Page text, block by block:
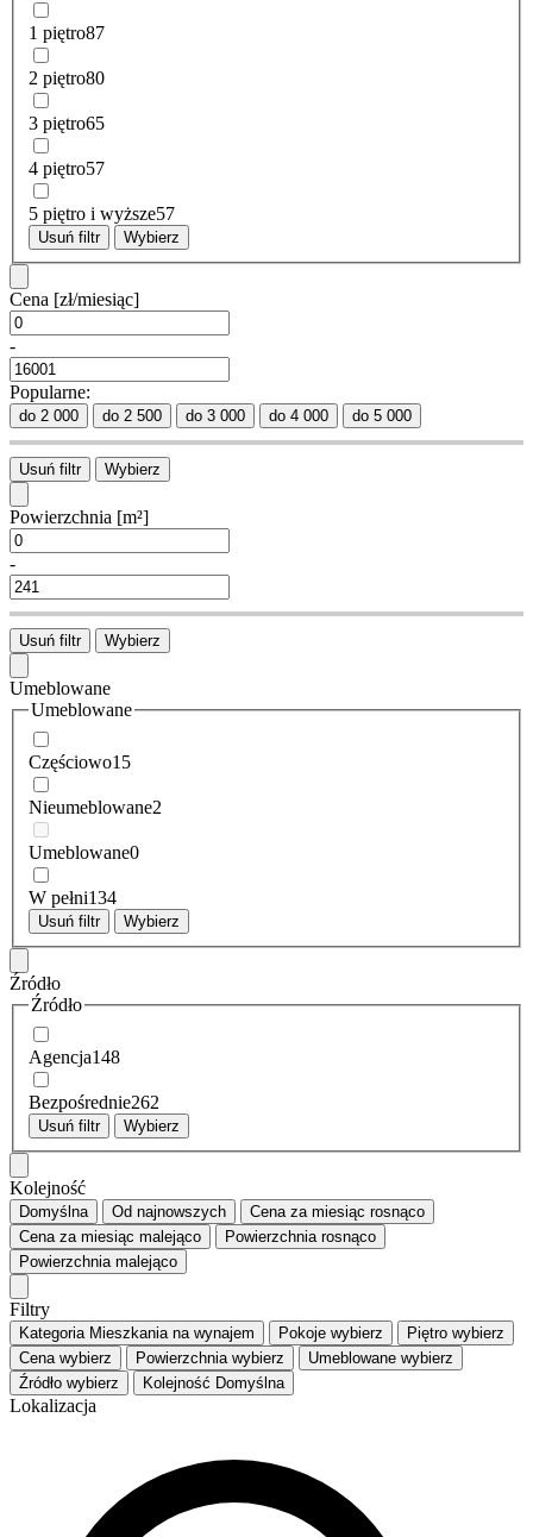
1 piętro87
2 piętro80
3 piętro65
4 piętro57
5 piętro i wyższe57
Usuń filtr Wybierz
Cena [zł/miesiąc]
-
Popularne:
do 2 000 do 2 500 do 3 000 do 4 000 do 5 000
Usuń filtr Wybierz
Powierzchnia [m²]
-
Usuń filtr Wybierz
Umeblowane
Umeblowane
Częściowo15
Nieumeblowane2
Umeblowane0
W pełni134
Usuń filtr Wybierz
Źródło
Źródło
Agencja148
Bezpośrednie262
Usuń filtr Wybierz
Kolejność
Domyślna Od najnowszych Cena za miesiąc rosnąco
Cena za miesiąc malejąco Powierzchnia rosnąco
Powierzchnia malejąco
Filtry
Kategoria Mieszkania na wynajem Pokoje wybierz Piętro wybierz
Cena wybierz Powierzchnia wybierz Umeblowane wybierz
Źródło wybierz Kolejność Domyślna
Lokalizacja